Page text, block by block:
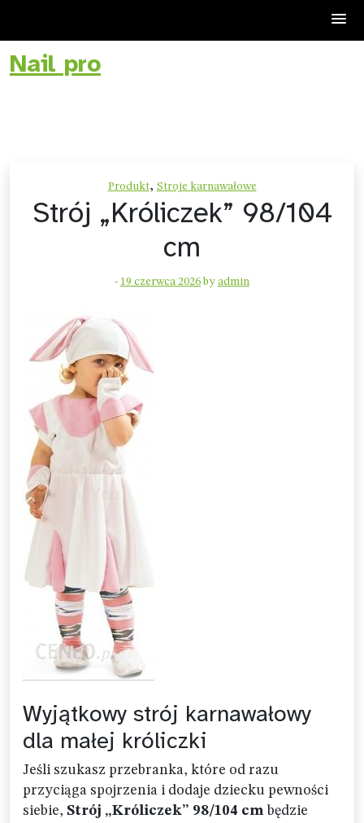
Skip
toNail pro
Produkt, Stroje karnawałowe
Strój „Króliczek” 98/104
cm
- 19 czerwca 2026 by admin
Wyjątkowy strój karnawałowy
dla małej króliczki
Jeśli szukasz przebranka, które od razu
przyciąga spojrzenia i dodaje dziecku pewności
siebie, Strój „Króliczek” 98/104 cm będzie